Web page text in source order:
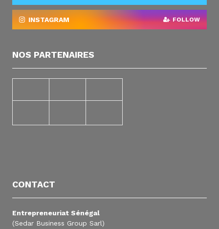
INSTAGRAM FOLLOW
NOS PARTENAIRES
CONTACT
Entrepreneuriat Sénégal
(Sedar Business Group Sarl)